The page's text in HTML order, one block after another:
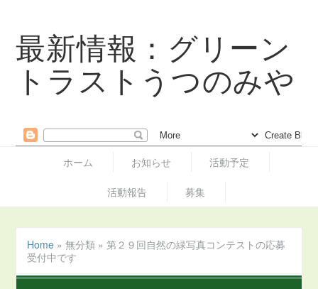
最新情報：グリーン
トラストうつのみや
ホーム お知らせ 活動予定
活動報告 募集
Home »無分類 »第２９回自然の緑写真コンテストの応募
受付中です